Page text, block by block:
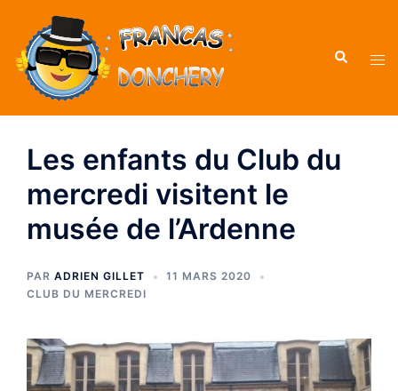
contenu
Les enfants du Club du
mercredi visitent le
musée de l’Ardenne
PAR ADRIEN GILLET
11 MARS 2020
CLUB DU MERCREDI